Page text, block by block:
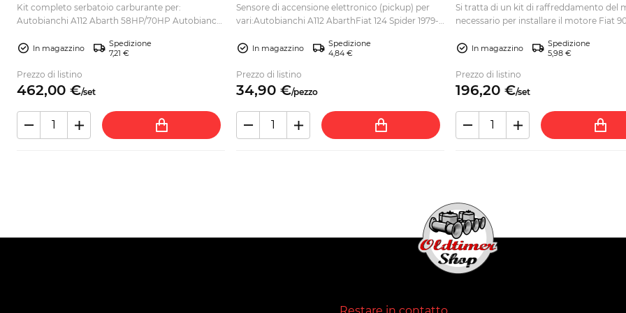
+ tubo
Kit completo serbatoio carburante per:
Autobianchi A112 Abarth 58HP/70HP Autobianchi
A112 Elegant Autobianchi A11...
In magazzino
Spedizione
7,21 €
Prezzo di listino
462,00 €/set
Sensore di accensione elettronico (pickup) per
vari:Autobianchi A112 AbarthFiat 124 Spider 1979-
In magazzino
Spedizione
4,84 €
Prezzo di listino
34,90 €/pezzo
Si tratta di un kit di raffreddamento del
necessario per installare il motore Fiat
In magazzino
Spedizione
5,98 €
Prezzo di listino
196,20 €/set